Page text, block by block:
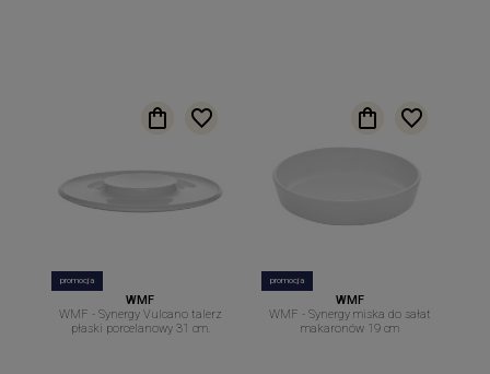
promocja
WMF
WMF - Synergy Vulcano talerz
płaski porcelanowy 31 cm.
promocja
WMF
WMF - Synergy miska do sałat
makaronów 19 cm